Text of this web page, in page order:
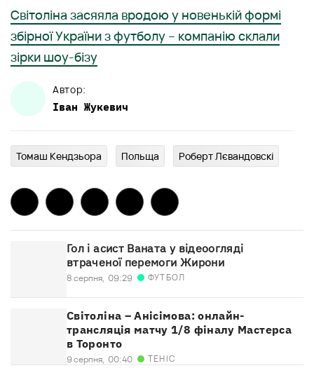
Світоліна засяяла вродою у новенькій формі
збірної України з футболу – компанію склали
зірки шоу-бізу
Автор:
Іван Жукевич
Томаш Кендзьора Польща Роберт Лєвандовскі
Гол і асист Ваната у відеоогляді
втраченої перемоги Жирони
8 серпня, 09:29 ФУТБОЛ
Світоліна – Анісімова: онлайн-
трансляція матчу 1/8 фіналу Мастерса
в Торонто
9 серпня, 00:40 ТЕНІС